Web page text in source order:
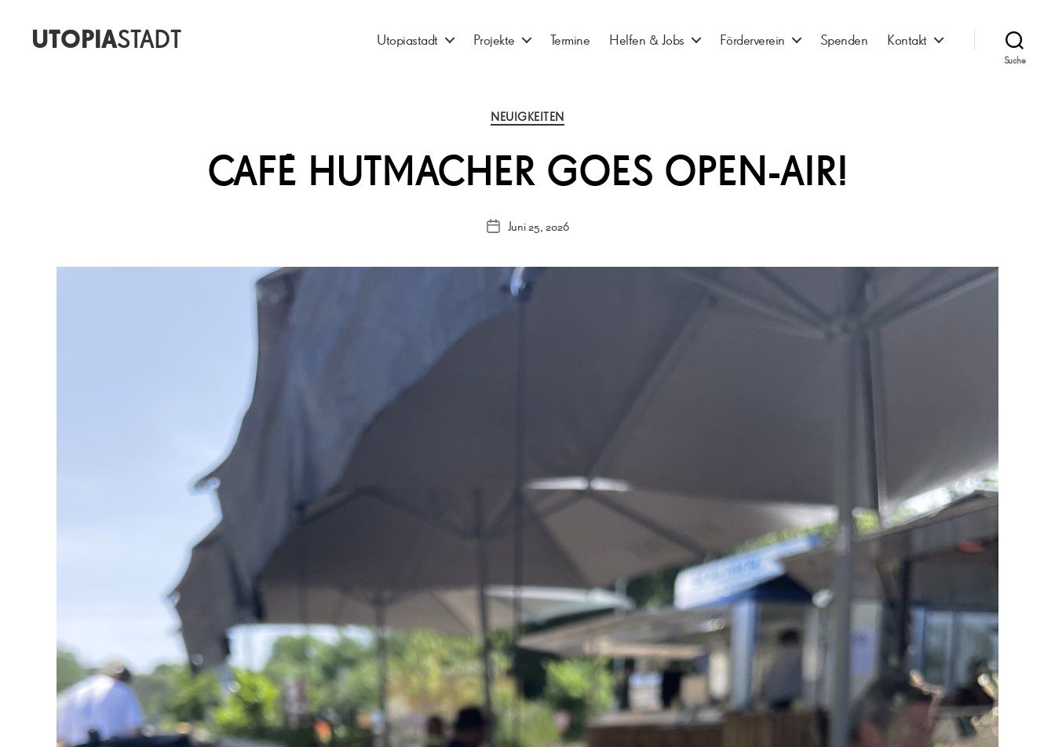
UTOPIASTADT Utopiastadt Projekte Termine Helfen & Jobs Förderverein Spenden Kontakt
Suche
Kategorien
NEUIGKEITEN
CAFÉ HUTMACHER GOES OPEN-AIR!
Veröffentlichungsdatum
Juni 25, 2026